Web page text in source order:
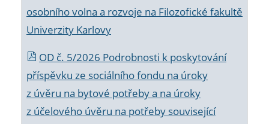
osobního volna a rozvoje na Filozofické fakultě
Univerzity Karlovy
OD č. 5/2026 Podrobnosti k poskytování
příspěvku ze sociálního fondu na úroky
z úvěru na bytové potřeby a na úroky
z účelového úvěru na potřeby související